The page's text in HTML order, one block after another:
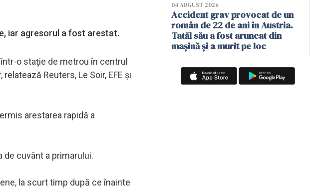
iar agresorul a fost arestat.
o staţie de metrou în centrul
Reuters, Le Soir, EFE şi
arestarea rapidă a
cuvânt a primarului.
la scurt timp după ce înainte
04 AUGUST 2026
Accident grav provocat de un
român de 22 de ani în Austria.
Tatăl său a fost aruncat din
mașină și a murit pe loc